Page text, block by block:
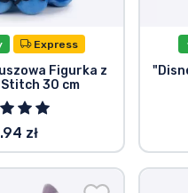
Express
Figurka z
Stitch 30 cm
zł